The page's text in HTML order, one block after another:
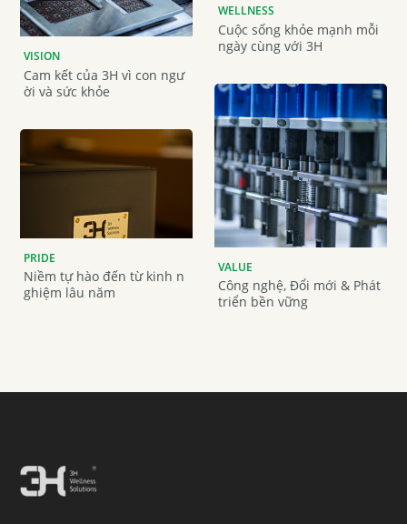
VISION
Cam kết của 3H vì con ngư
ời và sức khỏe
PRIDE
Niềm tự hào đến từ kinh n
ghiệm lâu năm
WELLNESS
Cuộc sống khỏe mạnh mỗi
ngày cùng với 3H
VALUE
Công nghệ, Đổi mới & Phát
triển bền vững